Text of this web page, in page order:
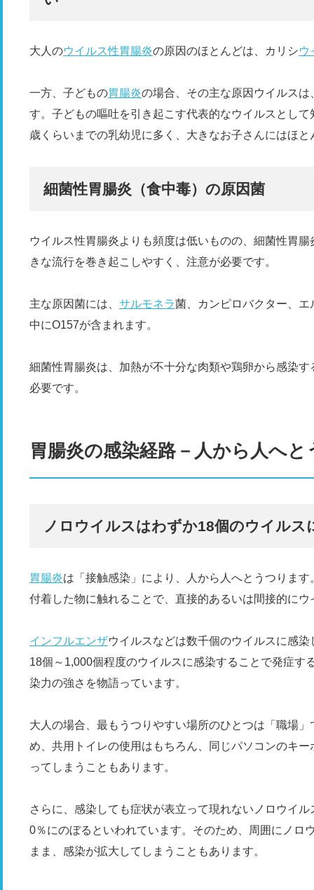
大人のウイルス性胃腸炎の原因のほとんどは、カリシウ
一方、子どもの胃腸炎の場合、その主な原因ウイルス
す。子どもの嘔吐を引き起こす代表的なウイルスとし
歳くらいまでの乳幼児に多く、大きなお子さんにはほ
細菌性胃腸炎（食中毒）の原因菌
ウイルス性胃腸炎よりも頻度は低いものの、細菌性胃腸
きな流行を巻き起こしやすく、注意が必要です。
主な原因菌には、 サルモネラ菌、カンピロバクター、
中にO157が含まれます。
細菌性胃腸炎は、加熱が不十分な肉類や鶏卵から感染
必要です。
胃腸炎の感染経路－人から人へ
ノロウイルスはわずか18個のウイルス
胃腸炎は「接触感染」により、人から人へとうつりま
付着した物に触れることで、直接的あるいは間接的に
インフルエンザウイルスなどは数千個のウイルスに感
18個～1,000個程度のウイルスに感染することで発症す
染力の強さを物語っています。
大人の場合、最もうつりやすい場所のひとつは「職場
め、共用トイレの使用はもちろん、同じパソコンのキ
ってしまうこともあります。
さらに、感染しても症状が表立って現れないノロウイ
0％にのぼるといわれています。そのため、周囲にノロ
まま、感染が拡大してしまうこともあります。